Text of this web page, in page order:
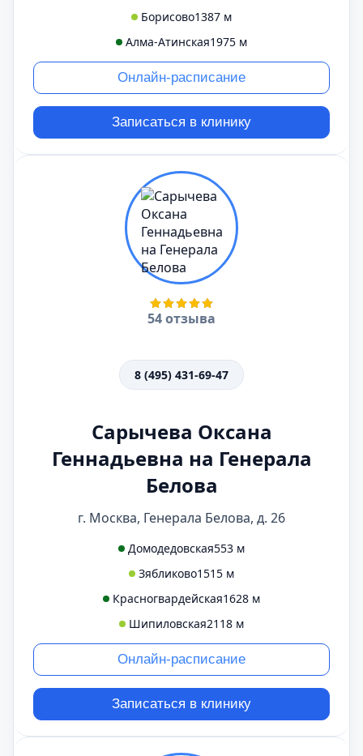
Борисово1387 м
Алма-Атинская1975 м
Онлайн-расписание
Записаться в клинику
54 отзыва
8 (495) 431-69-47
Сарычева Оксана
Геннадьевна на Генерала
Белова
г. Москва, Генерала Белова, д. 26
Домодедовская553 м
Зябликово1515 м
Красногвардейская1628 м
Шипиловская2118 м
Онлайн-расписание
Записаться в клинику